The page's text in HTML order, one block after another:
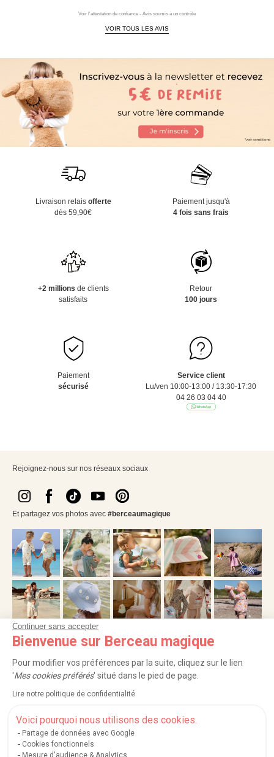
Continuer sans accepter
Bienvenue sur Berceau magique
Pour modifier vos préférences par la suite, cliquez sur le lien
'Mes cookies préférés' situé dans le pied de page.
Lire notre politique de confidentialité
Voici pourquoi nous utilisons des cookies.
Partage de données avec Google
Cookies fonctionnels
Mesure d'audience & Analytics
Voir l'attestation de confiance - Avis soumis à un contrôle
VOIR TOUS LES AVIS
Livraison relais offerte
dès 59,90€
Paiement jusqu'à
4 fois sans frais
+2 millions de clients
satisfaits
Retour
100 jours
Paiement
sécurisé
Service client
Lu/ven 10:00-13:00 / 13:30-17:30
04 26 03 04 40
Rejoignez-nous sur nos réseaux sociaux
Et partagez vos photos avec #berceaumagique
NOS SERVICES
À PROPOS
PROFESSIONNELS